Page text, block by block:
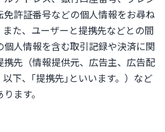
免許証番号などの個人情報をお尋ね
た、ユーザーと提携先などとの間
人情報を含む取引記録や決済に関
先（情報提供元、広告主、広告配
下、｢提携先｣といいます。）など
ます。